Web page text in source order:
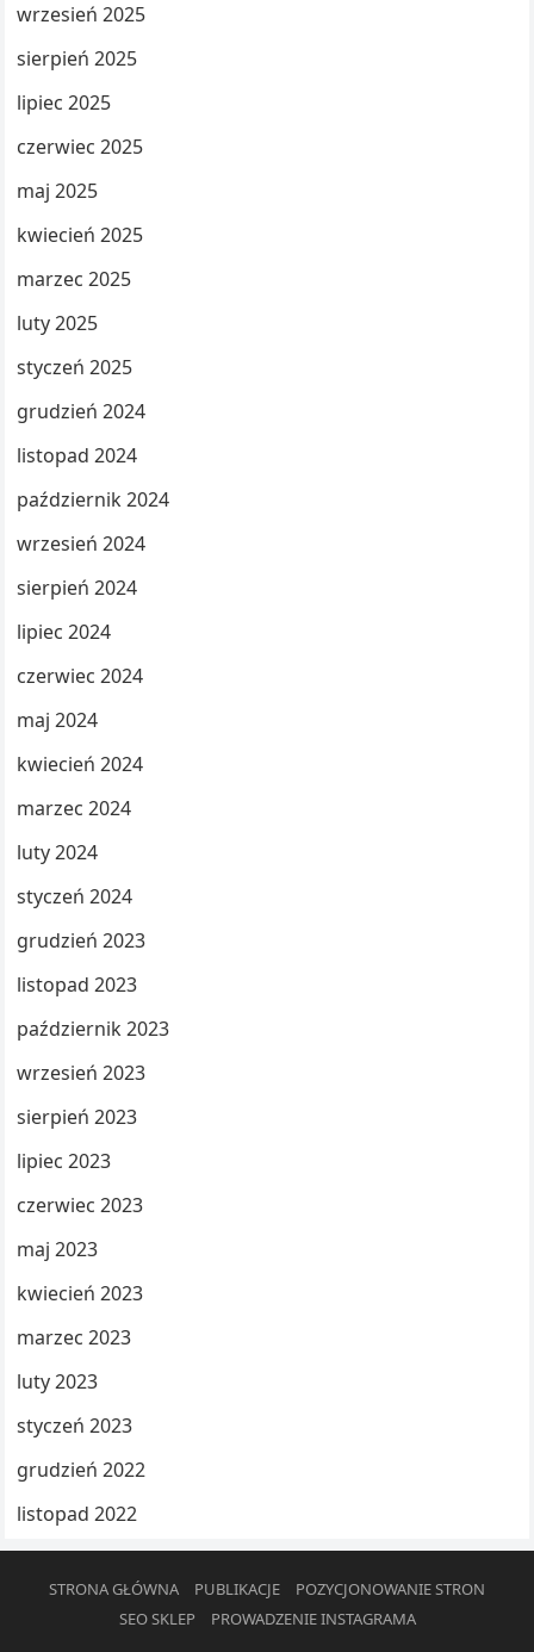
wrzesień 2025
sierpień 2025
lipiec 2025
czerwiec 2025
maj 2025
kwiecień 2025
marzec 2025
luty 2025
styczeń 2025
grudzień 2024
listopad 2024
październik 2024
wrzesień 2024
sierpień 2024
lipiec 2024
czerwiec 2024
maj 2024
kwiecień 2024
marzec 2024
luty 2024
styczeń 2024
grudzień 2023
listopad 2023
październik 2023
wrzesień 2023
sierpień 2023
lipiec 2023
czerwiec 2023
maj 2023
kwiecień 2023
marzec 2023
luty 2023
styczeń 2023
grudzień 2022
listopad 2022
STRONA GŁÓWNA PUBLIKACJE
POZYCJONOWANIE STRON
SEO SKLEP
PROWADZENIE INSTAGRAMA